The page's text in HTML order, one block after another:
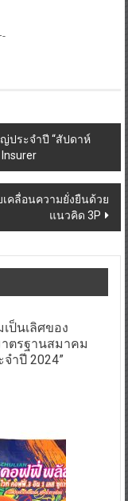
ประจำปี “สัปดาห์
คลื่อนความยั่งยืนด้วย
แนวคิด 3P
ป็นเลิศของ
ตรฐานสมาคม
ำปี 2024”